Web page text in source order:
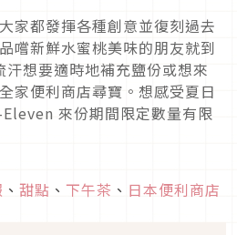
家都發揮各種創意並復刻過去
嚐新鮮水蜜桃美味的朋友就到
汗想要適時地補充鹽份或想來
家便利商店尋寶。想感受夏日
來份期間限定數量有限
、 甜點 、 下午茶 、 日本便利商店